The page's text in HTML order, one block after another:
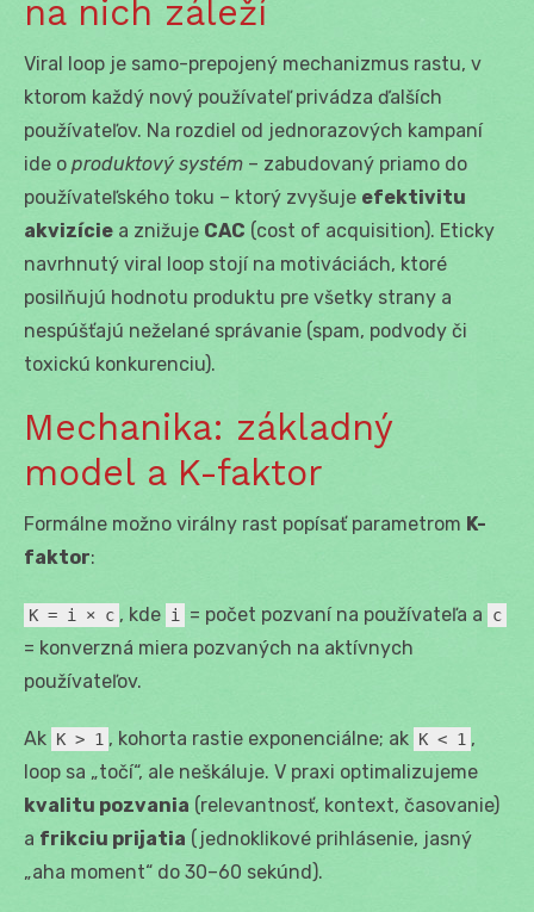
na nich záleží
Viral loop je samo-prepojený mechanizmus rastu, v
ktorom každý nový používateľ privádza ďalších
používateľov. Na rozdiel od jednorazových kampaní
ide o produktový systém – zabudovaný priamo do
používateľského toku – ktorý zvyšuje efektivitu
akvizície a znižuje CAC (cost of acquisition). Eticky
navrhnutý viral loop stojí na motiváciách, ktoré
posilňujú hodnotu produktu pre všetky strany a
nespúšťajú neželané správanie (spam, podvody či
toxickú konkurenciu).
Mechanika: základný
model a K-faktor
Formálne možno virálny rast popísať parametrom K-
faktor:
K = i × c , kde i = počet pozvaní na používateľa a c
= konverzná miera pozvaných na aktívnych
používateľov.
Ak K > 1 , kohorta rastie exponenciálne; ak K < 1 ,
loop sa „točí“, ale neškáluje. V praxi optimalizujeme
kvalitu pozvania (relevantnosť, kontext, časovanie)
a frikciu prijatia (jednoklikové prihlásenie, jasný
„aha moment“ do 30–60 sekúnd).